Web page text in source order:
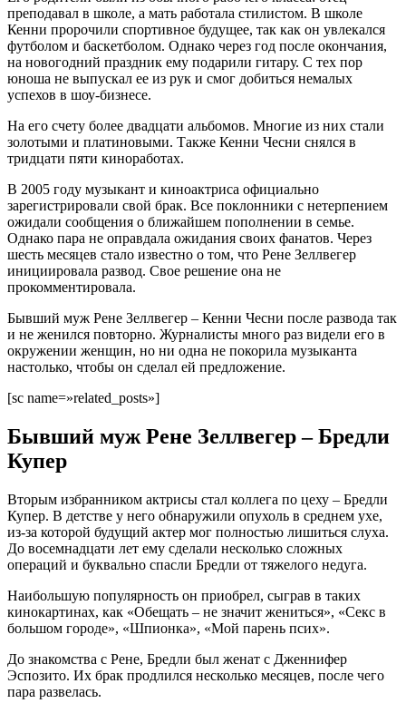
преподавал в школе, а мать работала стилистом. В школе
Кенни пророчили спортивное будущее, так как он увлекался
футболом и баскетболом. Однако через год после окончания,
на новогодний праздник ему подарили гитару. С тех пор
юноша не выпускал ее из рук и смог добиться немалых
успехов в шоу-бизнесе.
На его счету более двадцати альбомов. Многие из них стали
золотыми и платиновыми. Также Кенни Чесни снялся в
тридцати пяти киноработах.
В 2005 году музыкант и киноактриса официально
зарегистрировали свой брак. Все поклонники с нетерпением
ожидали сообщения о ближайшем пополнении в семье.
Однако пара не оправдала ожидания своих фанатов. Через
шесть месяцев стало известно о том, что Рене Зеллвегер
инициировала развод. Свое решение она не
прокомментировала.
Бывший муж Рене Зеллвегер – Кенни Чесни после развода так
и не женился повторно. Журналисты много раз видели его в
окружении женщин, но ни одна не покорила музыканта
настолько, чтобы он сделал ей предложение.
[sc name=»related_posts»]
Бывший муж Рене Зеллвегер – Бредли
Купер
Вторым избранником актрисы стал коллега по цеху – Бредли
Купер. В детстве у него обнаружили опухоль в среднем ухе,
из-за которой будущий актер мог полностью лишиться слуха.
До восемнадцати лет ему сделали несколько сложных
операций и буквально спасли Бредли от тяжелого недуга.
Наибольшую популярность он приобрел, сыграв в таких
кинокартинах, как «Обещать – не значит жениться», «Секс в
большом городе», «Шпионка», «Мой парень псих».
До знакомства с Рене, Бредли был женат с Дженнифер
Эспозито. Их брак продлился несколько месяцев, после чего
пара развелась.